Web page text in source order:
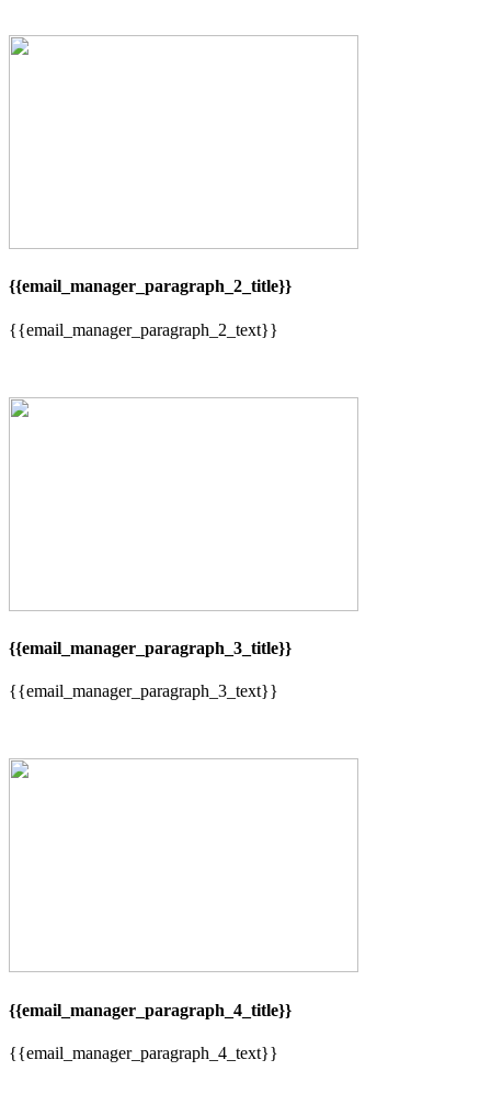
{{email_manager_paragraph_2_title}}
{{email_manager_paragraph_2_text}}
{{email_manager_paragraph_3_title}}
{{email_manager_paragraph_3_text}}
{{email_manager_paragraph_4_title}}
{{email_manager_paragraph_4_text}}